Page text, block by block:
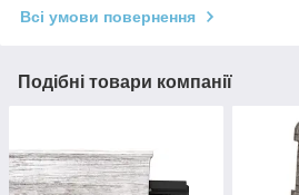
Всі умови повернення
Подібні товари компанії